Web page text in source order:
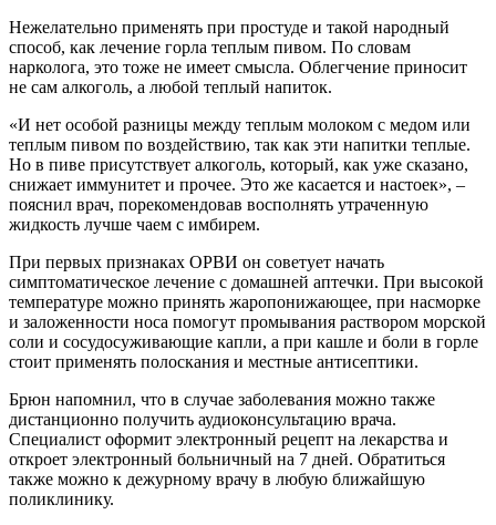
Нежелательно применять при простуде и такой народный
способ, как лечение горла теплым пивом. По словам
нарколога, это тоже не имеет смысла. Облегчение приносит
не сам алкоголь, а любой теплый напиток.
«И нет особой разницы между теплым молоком с медом или
теплым пивом по воздействию, так как эти напитки теплые.
Но в пиве присутствует алкоголь, который, как уже сказано,
снижает иммунитет и прочее. Это же касается и настоек», –
пояснил врач, порекомендовав восполнять утраченную
жидкость лучше чаем с имбирем.
При первых признаках ОРВИ он советует начать
симптоматическое лечение с домашней аптечки. При высокой
температуре можно принять жаропонижающее, при насморке
и заложенности носа помогут промывания раствором морской
соли и сосудосуживающие капли, а при кашле и боли в горле
стоит применять полоскания и местные антисептики.
Брюн напомнил, что в случае заболевания можно также
дистанционно получить аудиоконсультацию врача.
Специалист оформит электронный рецепт на лекарства и
откроет электронный больничный на 7 дней. Обратиться
также можно к дежурному врачу в любую ближайшую
поликлинику.